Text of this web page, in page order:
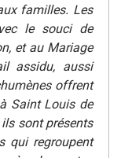
familles. Les
le souci de
et au Mariage
assidu, aussi
offrent
Saint Louis de
sont présents
qui regroupent